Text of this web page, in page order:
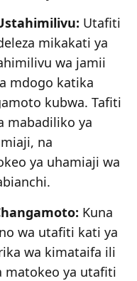
Utafiti
mikakati ya
wa jamii
mdogo katika
kubwa. Tafiti
mabadiliko ya
na
ya uhamiaji wa
Kuna
wa utafiti kati ya
wa kimataifa ili
matokeo ya utafiti